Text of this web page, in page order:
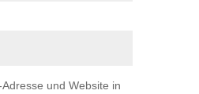
und Website in